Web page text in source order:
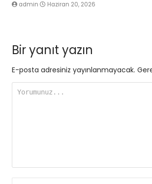
admin Haziran 20, 2026
Bir yanıt yazın
E-posta adresiniz yayınlanmayacak.